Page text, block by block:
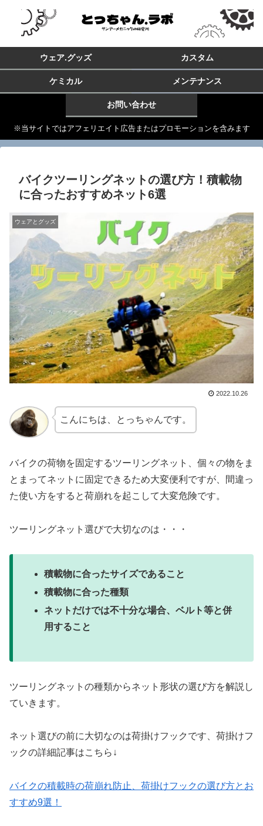
ウェア.グッズ カスタム
ケミカル メンテナンス
お問い合わせ
※当サイトではアフェリエイト広告またはプロモーションを含みます
バイクツーリングネットの選び方！積載物
に合ったおすすめネット6選
ウェアとグッズ
2022.10.26
こんにちは、とっちゃんです。
バイクの荷物を固定するツーリングネット、個々の物をま
とまってネットに固定できるため大変便利ですが、間違っ
た使い方をすると荷崩れを起こして大変危険です。
ツーリングネット選びで大切なのは・・・
積載物に合ったサイズであること
積載物に合った種類
ネットだけでは不十分な場合、ベルト等と併
用すること
ツーリングネットの種類からネット形状の選び方を解説し
ていきます。
ネット選びの前に大切なのは荷掛けフックです、荷掛けフ
ックの詳細記事はこちら↓
バイクの積載時の荷崩れ防止、荷掛けフックの選び方とお
すすめ9選！